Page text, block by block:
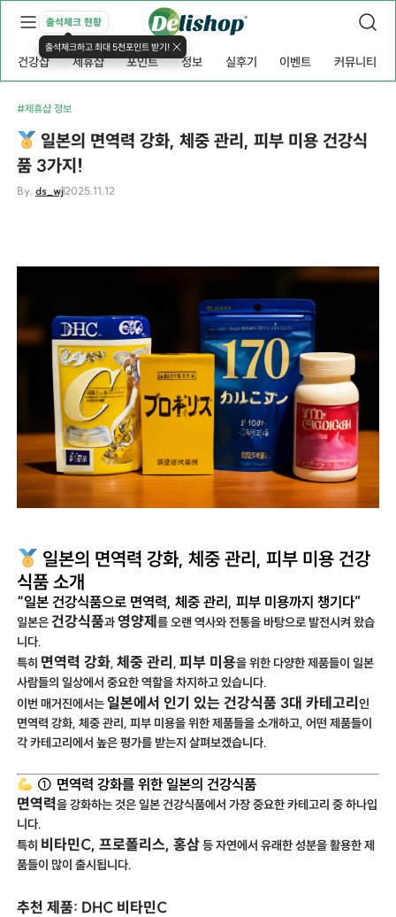
출석체크 현황
출석체크하고 최대 5천포인트 받기!
건강샵 제휴샵 포인트 정보 실후기 이벤트 커뮤니티
#제휴샵 정보
일본의 면역력 강화, 체중 관리, 피부 미용 건강식
품 3가지!
By.ds_wj2025.11.12
일본의 면역력 강화, 체중 관리, 피부 미용 건강
식품 소개
“일본 건강식품으로 면역력, 체중 관리, 피부 미용까지 챙기다”
일본은건강식품과영양제를 오랜 역사와 전통을 바탕으로 발전시켜 왔습
니다.
특히 면역력 강화,체중 관리,피부 미용을 위한 다양한 제품들이 일본
사람들의 일상에서 중요한 역할을 차지하고 있습니다.
이번 매거진에서는일본에서 인기 있는 건강식품 3대 카테고리인
면역력 강화, 체중 관리, 피부 미용을 위한 제품들을 소개하고, 어떤 제품들이
각 카테고리에서 높은 평가를 받는지 살펴보겠습니다.
① 면역력 강화를 위한 일본의 건강식품
면역력을 강화하는 것은 일본 건강식품에서 가장 중요한 카테고리 중 하나입
니다.
특히 비타민C, 프로폴리스, 홍삼등 자연에서 유래한 성분을 활용한 제
품들이 많이 출시됩니다.
추천 제품: DHC 비타민C